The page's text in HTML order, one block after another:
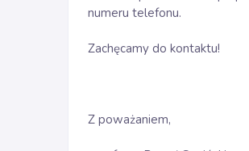
numeru telefonu.
Zachęcamy do kontaktu!
Z poważaniem,